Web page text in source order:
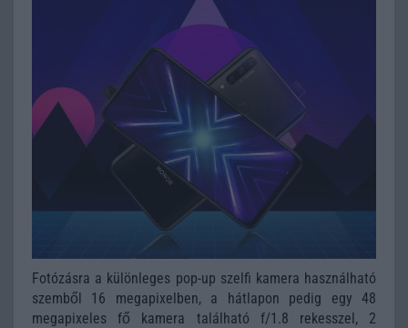
Fotózásra a különleges pop-up szelfi kamera használható
szemből 16 megapixelben, a hátlapon pedig egy 48
megapixeles fő kamera található f/1.8 rekesszel, 2